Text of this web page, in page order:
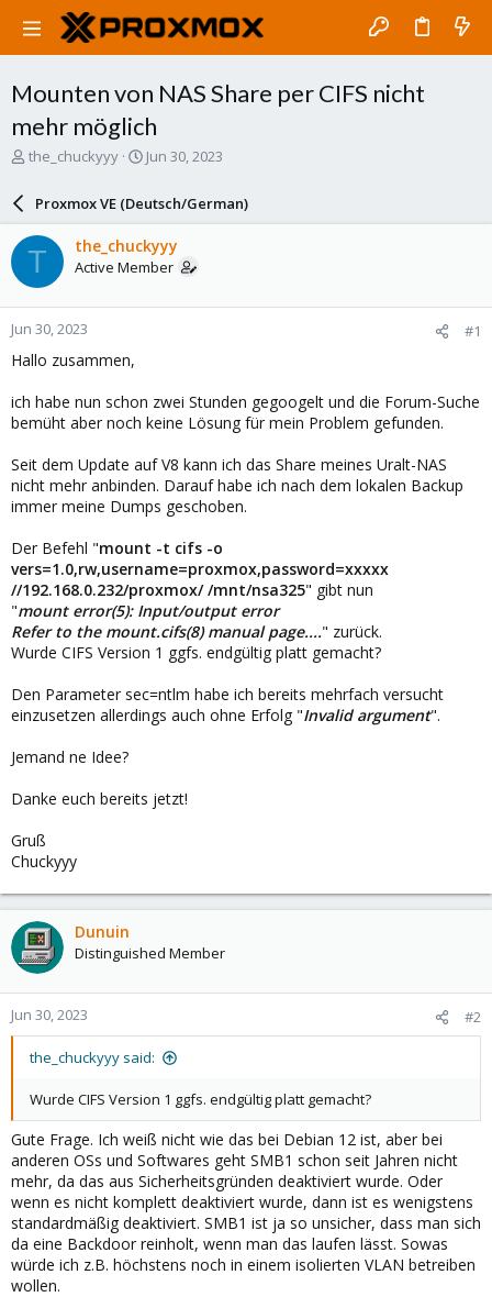
Mounten von NAS Share per CIFS nicht
mehr möglich
T
a
d
t
a
r
t
e
the_chuckyyy
S
r
d
a
e
Jun 30, 2023
Proxmox VE (Deutsch/German)
T the_chuckyyy
Active Member
Jun 30, 2023 #1
Hallo zusammen,
ich habe nun schon zwei Stunden gegoogelt und die Forum-Suche
bemüht aber noch keine Lösung für mein Problem gefunden.
Seit dem Update auf V8 kann ich das Share meines Uralt-NAS
nicht mehr anbinden. Darauf habe ich nach dem lokalen Backup
immer meine Dumps geschoben.
Der Befehl "mount -t cifs -o
vers=1.0,rw,username=proxmox,password=xxxxx
//192.168.0.232/proxmox/ /mnt/nsa325" gibt nun
"mount error(5): Input/output error
Refer to the mount.cifs(8) manual page...." zurück.
Wurde CIFS Version 1 ggfs. endgültig platt gemacht?
Den Parameter sec=ntlm habe ich bereits mehrfach versucht
einzusetzen allerdings auch ohne Erfolg "Invalid argument".
Jemand ne Idee?
Danke euch bereits jetzt!
Gruß
Chuckyyy
Dunuin
Distinguished Member
Jun 30, 2023 #2
the_chuckyyy said:
Wurde CIFS Version 1 ggfs. endgültig platt gemacht?
Gute Frage. Ich weiß nicht wie das bei Debian 12 ist, aber bei
anderen OSs und Softwares geht SMB1 schon seit Jahren nicht
mehr, da das aus Sicherheitsgründen deaktiviert wurde. Oder
wenn es nicht komplett deaktiviert wurde, dann ist es wenigstens
standardmäßig deaktiviert. SMB1 ist ja so unsicher, dass man sich
da eine Backdoor reinholt, wenn man das laufen lässt. Sowas
würde ich z.B. höchstens noch in einem isolierten VLAN betreiben
wollen.